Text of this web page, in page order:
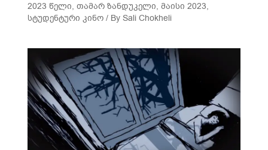
2023 წელი, თამარ ზანდუკელი, მაისი 2023,
სტუდენტური კინო/ By Sali Chokheli